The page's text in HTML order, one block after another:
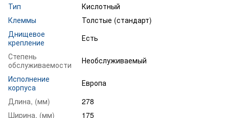
Тип
Кислотный
Клеммы
Толстые (стандарт)
Днищевое
крепление
Есть
Степень
обслуживаемости
Необслуживаемый
Исполнение
корпуса
Европа
Длина, (мм)
278
Ширина, (мм)
175